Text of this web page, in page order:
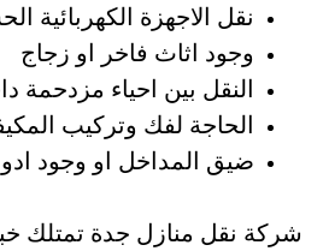
نقل الاجهزة الكهربائية
وجود اثاث فاخر او زجاج
النقل بين احياء مزدحمة
الحاجة لفك وتركيب
ضيق المداخل او وجود
شركة نقل منازل جدة تمتلك